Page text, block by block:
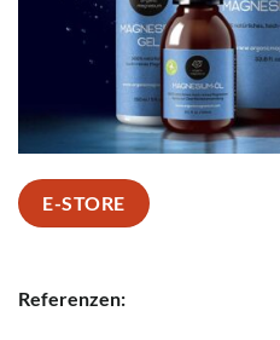
E-STORE
Referenzen: